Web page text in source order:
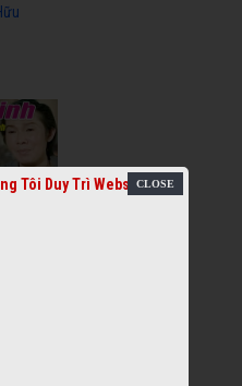
Khi
Tôi Duy Trì Website